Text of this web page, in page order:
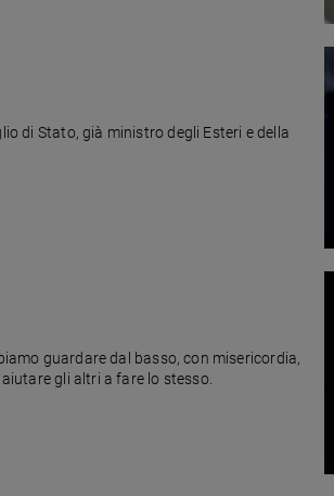
di Stato, già ministro degli Esteri e della
guardare dal basso, con misericordia,
gli altri a fare lo stesso.